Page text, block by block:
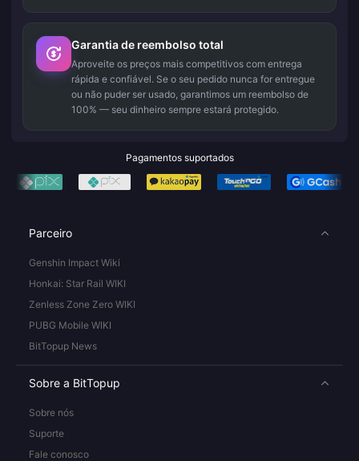
Garantia de reembolso total
Aproveite os preços mais competitivos com entrega
rápida e confiável. Se o seu pedido nunca for entregue
ou não puder ser usado, garantimos um reembolso de
100% — seu dinheiro sempre estará protegido.
Pagamentos suportados
Parceiro
Genshin Impact Wiki
Honkai: Star Rail WIKI
Zenless Zone Zero WIKI
PUBG Mobile WIKI
BitTopup News
Sobre a BitTopup
Sobre nós
Suporte
Fale conosco